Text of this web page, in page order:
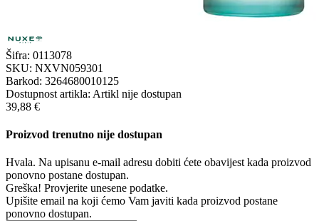
Šifra: 0113078
SKU: NXVN059301
Barkod: 3264680010125
Dostupnost artikla: Artikl nije dostupan
39,88 €
Proizvod trenutno nije dostupan
Hvala. Na upisanu e-mail adresu dobiti ćete obavijest kada proizvod
ponovno postane dostupan.
Greška! Provjerite unesene podatke.
Upišite email na koji ćemo Vam javiti kada proizvod postane
ponovno dostupan.